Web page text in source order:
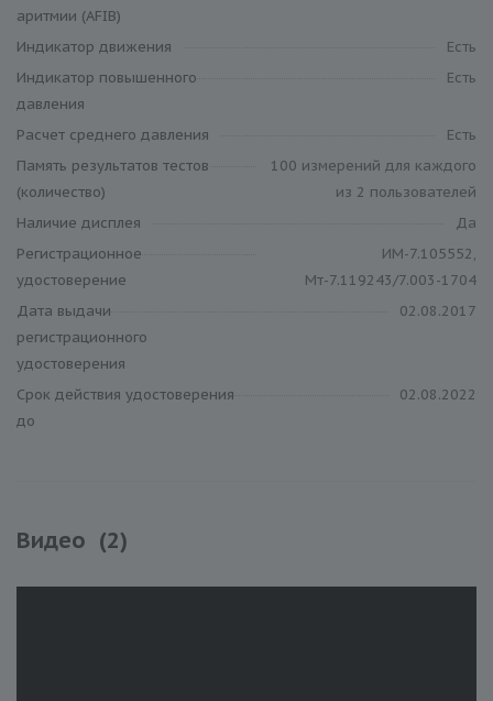
аритмии (AFIB)
Индикатор движения
Есть
Индикатор повышенного
давления
Есть
Расчет среднего давления
Есть
Память результатов тестов
(количество)
100 измерений для каждого
из 2 пользователей
Наличие дисплея
Да
Регистрационное
удостоверение
ИМ-7.105552,
Мт-7.119243/7.003-1704
Дата выдачи
регистрационного
удостоверения
02.08.2017
Срок действия удостоверения
до
02.08.2022
Видео (2)